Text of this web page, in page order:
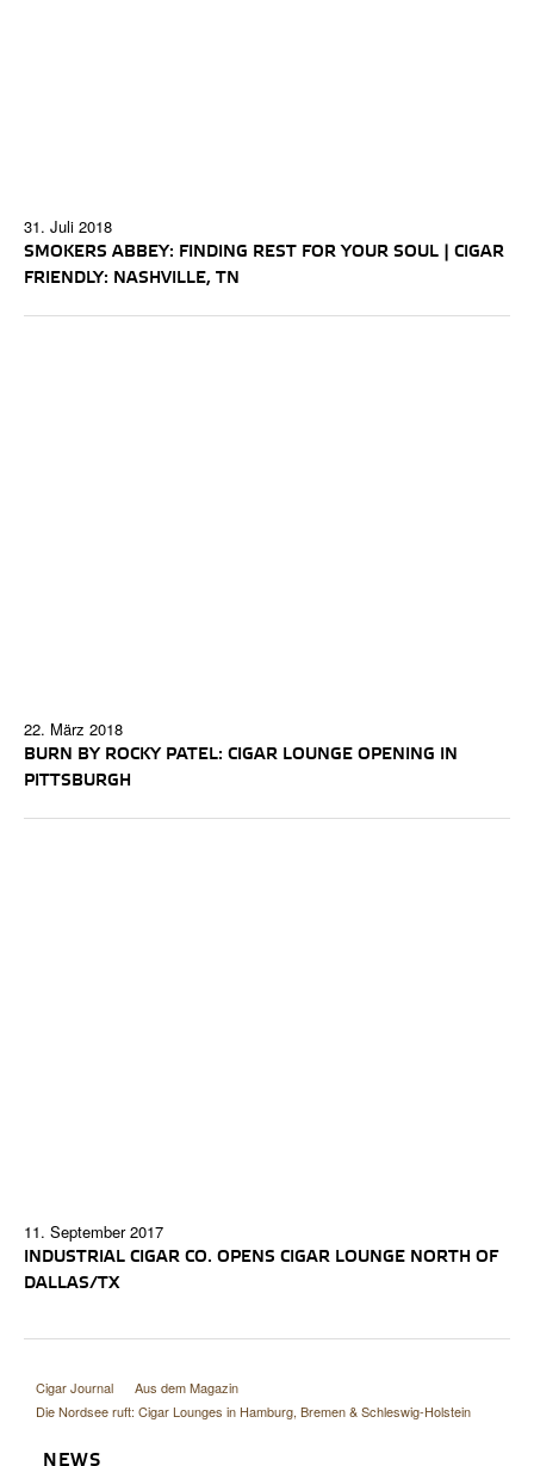
31. Juli 2018
SMOKERS ABBEY: FINDING REST FOR YOUR SOUL | CIGAR
FRIENDLY: NASHVILLE, TN
22. März 2018
BURN BY ROCKY PATEL: CIGAR LOUNGE OPENING IN
PITTSBURGH
11. September 2017
INDUSTRIAL CIGAR CO. OPENS CIGAR LOUNGE NORTH OF
DALLAS/TX
Cigar Journal
Aus dem Magazin
Die Nordsee ruft: Cigar Lounges in Hamburg, Bremen & Schleswig-Holstein
NEWS